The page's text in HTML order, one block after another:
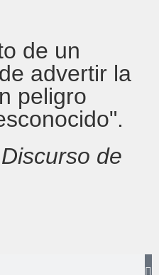
de un
advertir la
peligro
Discurso de